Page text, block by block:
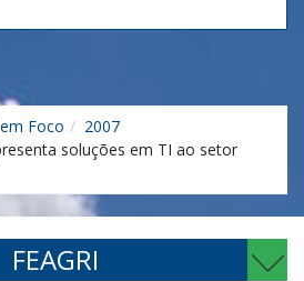
Foco
2007
soluções em TI ao setor
FEAGRI